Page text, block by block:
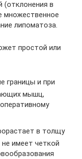
(отклонения в
множественное
липоматоза.
простой или
границы и при
мышц,
в толщу
имеет четкой